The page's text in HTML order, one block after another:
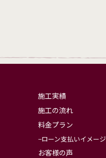
施工実績
施工の流れ
料金プラン
ローン支払いイメージ
お客様の声